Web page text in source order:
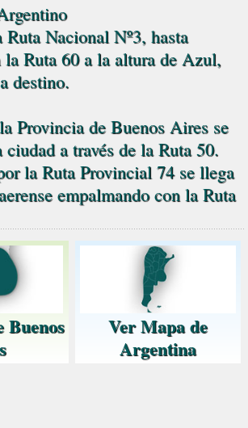
Nacional Nº3, hasta
la Ruta 60 a la altura de Azul,
destino.
Provincia de Buenos Aires se
a través de la Ruta 50.
la Ruta Provincial 74 se llega
empalmando con la Ruta
Buenos
Ver Mapa de
Argentina